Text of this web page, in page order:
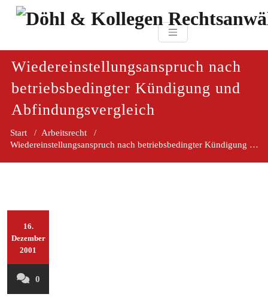
Zum
Döhl & Kollegen
Wiedereinstellungsanspruch nach
betriebsbedingter Kündigung und
Abfindungsvergleich
Start / Arbeitsrecht /
Wiedereinstellungsanspruch nach betriebsbedingter Kündigung
16.
Dezember
2001
0